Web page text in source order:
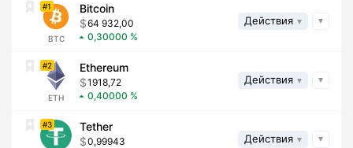
1
BTC
Bitcoin
64 932,00
0,30000
Действия
2
ETH
Ethereum
1918,72
0,40000
Действия
3 Tether
0,99943
Действия